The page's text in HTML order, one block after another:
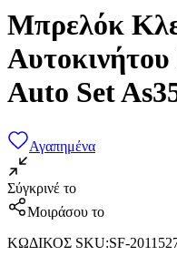
Μπρελόκ
Auto Set
Αγαπημένα
Σύγκρινέ το
Μοιράσου το
ΚΩΔΙΚΟΣ SKU:SF-